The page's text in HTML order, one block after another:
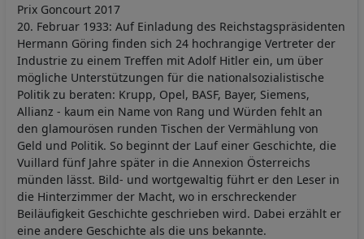
Prix Goncourt 2017
20. Februar 1933: Auf Einladung des Reichstagspräsidenten
Hermann Göring finden sich 24 hochrangige Vertreter der
Industrie zu einem Treffen mit Adolf Hitler ein, um über
mögliche Unterstützungen für die nationalsozialistische
Politik zu beraten: Krupp, Opel, BASF, Bayer, Siemens,
Allianz - kaum ein Name von Rang und Würden fehlt an
den glamourösen runden Tischen der Vermählung von
Geld und Politik. So beginnt der Lauf einer Geschichte, die
Vuillard fünf Jahre später in die Annexion Österreichs
münden lässt. Bild- und wortgewaltig führt er den Leser in
die Hinterzimmer der Macht, wo in erschreckender
Beiläufigkeit Geschichte geschrieben wird. Dabei erzählt er
eine andere Geschichte als die uns bekannte.